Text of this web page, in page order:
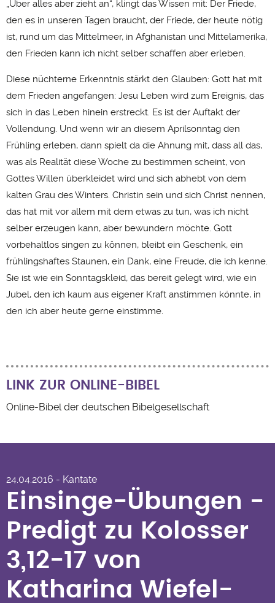
„Über alles aber zieht an“, klingt das Wissen mit: Der Friede,
den es in unseren Tagen braucht, der Friede, der heute nötig
ist, rund um das Mittelmeer, in Afghanistan und Mittelamerika,
den Frieden kann ich nicht selber schaffen aber erleben.
Diese nüchterne Erkenntnis stärkt den Glauben: Gott hat mit
dem Frieden angefangen: Jesu Leben wird zum Ereignis, das
sich in das Leben hinein erstreckt. Es ist der Auftakt der
Vollendung. Und wenn wir an diesem Aprilsonntag den
Frühling erleben, dann spielt da die Ahnung mit, dass all das,
was als Realität diese Woche zu bestimmen scheint, von
Gottes Willen überkleidet wird und sich abhebt von dem
kalten Grau des Winters. Christin sein und sich Christ nennen,
das hat mit vor allem mit dem etwas zu tun, was ich nicht
selber erzeugen kann, aber bewundern möchte. Gott
vorbehaltlos singen zu können, bleibt ein Geschenk, ein
frühlingshaftes Staunen, ein Dank, eine Freude, die ich kenne.
Sie ist wie ein Sonntagskleid, das bereit gelegt wird, wie ein
Jubel, den ich kaum aus eigener Kraft anstimmen könnte, in
den ich aber heute gerne einstimme.
LINK ZUR ONLINE-BIBEL
Online-Bibel der deutschen Bibelgesellschaft
Einsinge-Übungen - Predigt
Katharina Wiefel-Jenner
24.04.2016 - Kantate
Einsinge-Übungen -
Predigt zu Kolosser
3,12-17 von
Katharina Wiefel-